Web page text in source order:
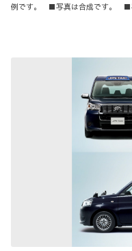
例です。 ■写真は合成です。 ■写